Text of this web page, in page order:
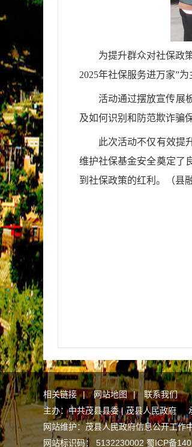
为提升群众对社保政
2025年社保服务进万家”为
活动通过摆放宣传展
及如何识别和防范欺诈骗
此次活动不仅有效提
维护社保基金安全奠定了
到社保政策的红利。
（县
相关链接 | 网站地图 |
联系我们
主办：中共茂县县委 | 茂县人民政府
网站维护：茂县人民政府信息公开工
网站标识码： 5132230002蜀ICP备